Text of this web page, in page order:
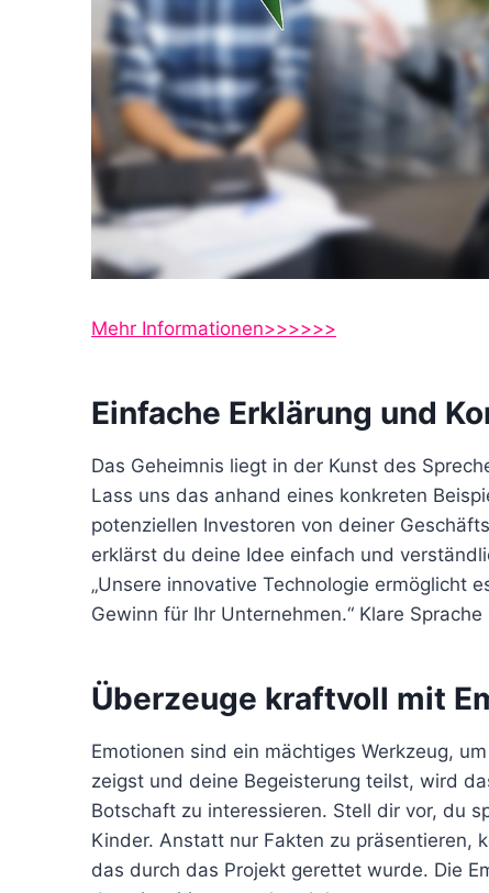
Mehr Informationen>>>>>>
Einfache Erklärung und
Das Geheimnis liegt in der Kunst des
Lass uns das anhand eines konkreten
potenziellen Investoren von deiner
erklärst du deine Idee einfach und
„Unsere innovative Technologie ermöglicht
Gewinn für Ihr Unternehmen.“ Klare
Überzeuge kraftvoll mit
Emotionen sind ein mächtiges Werkzeug,
zeigst und deine Begeisterung teilst, wird
Botschaft zu interessieren. Stell dir vor, du
Kinder. Anstatt nur Fakten zu präsentieren,
das durch das Projekt gerettet wurde. Die